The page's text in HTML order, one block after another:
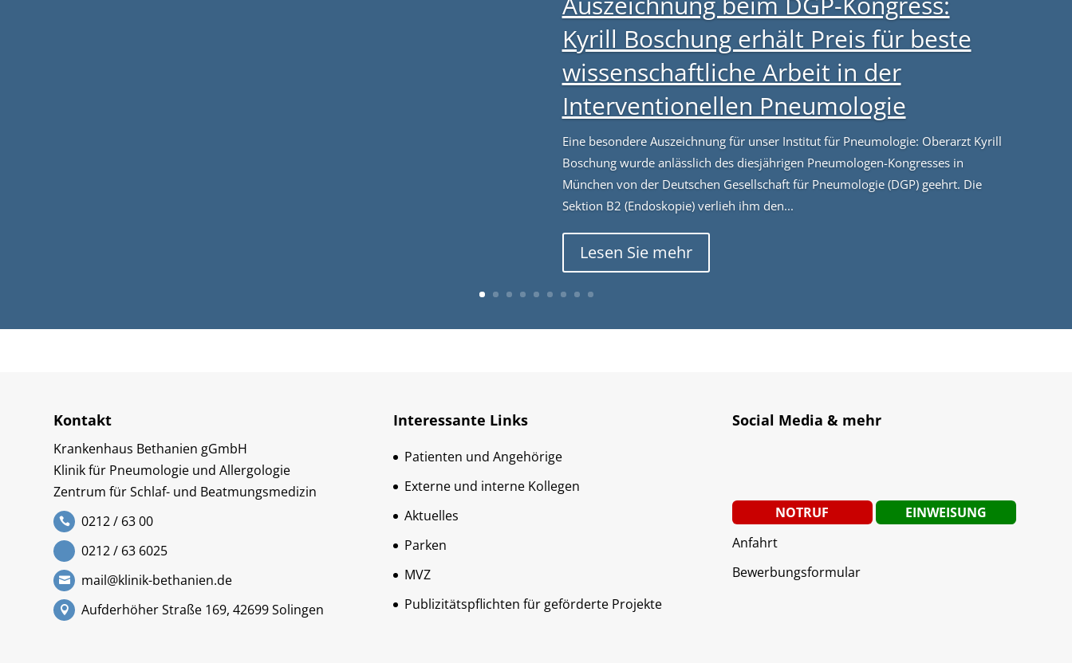
Kyrill Boschung erhält Preis für beste
wissenschaftliche Arbeit in der
Interventionellen Pneumologie
Eine besondere Auszeichnung für unser Institut für Pneumologie: Oberarzt Kyrill
Boschung wurde anlässlich des diesjährigen Pneumologen-Kongresses in
München von der Deutschen Gesellschaft für Pneumologie (DGP) geehrt. Die
Sektion B2 (Endoskopie) verlieh ihm den...
Lesen Sie mehr
Kontakt
Krankenhaus Bethanien gGmbH
Klinik für Pneumologie und Allergologie
Zentrum für Schlaf- und Beatmungsmedizin
0212 / 63 00
0212 / 63 6025
mail@klinik-bethanien.de
Aufderhöher Straße 169, 42699 Solingen
Interessante Links
Patienten und Angehörige
Externe und interne Kollegen
Aktuelles
Parken
MVZ
Publizitätspflichten für geförderte Projekte
Social Media & mehr
NOTRUF
EINWEISUNG
Anfahrt
Bewerbungsformular